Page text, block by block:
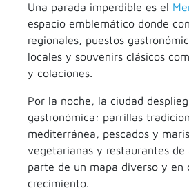
Una parada imperdible es el
espacio emblemático donde
regionales, puestos
locales y souvenirs clásicos
y colaciones.
Por la noche, la ciudad
gastronómica: parrillas
mediterránea, pescados y
vegetarianas y restaurantes de
parte de un mapa diverso y en
crecimiento.